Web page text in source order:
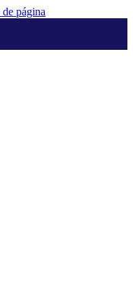
página